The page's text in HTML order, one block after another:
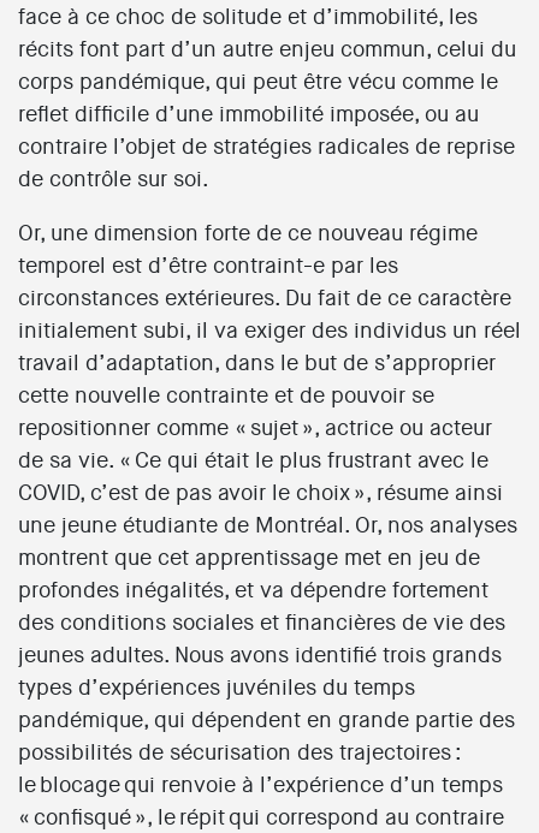
face à ce choc de solitude et d’immobilité, les
récits font part d’un autre enjeu commun, celui du
corps pandémique, qui peut être vécu comme le
reflet difficile d’une immobilité imposée, ou au
contraire l’objet de stratégies radicales de reprise
de contrôle sur soi.
Or, une dimension forte de ce nouveau régime
temporel est d’être contraint-e par les
circonstances extérieures. Du fait de ce caractère
initialement subi, il va exiger des individus un réel
travail d’adaptation, dans le but de s’approprier
cette nouvelle contrainte et de pouvoir se
repositionner comme « sujet », actrice ou acteur
de sa vie. « Ce qui était le plus frustrant avec le
COVID, c’est de pas avoir le choix », résume ainsi
une jeune étudiante de Montréal. Or, nos analyses
montrent que cet apprentissage met en jeu de
profondes inégalités, et va dépendre fortement
des conditions sociales et financières de vie des
jeunes adultes. Nous avons identifié trois grands
types d’expériences juvéniles du temps
pandémique, qui dépendent en grande partie des
possibilités de sécurisation des trajectoires :
le blocage qui renvoie à l’expérience d’un temps
« confisqué », le répit qui correspond au contraire